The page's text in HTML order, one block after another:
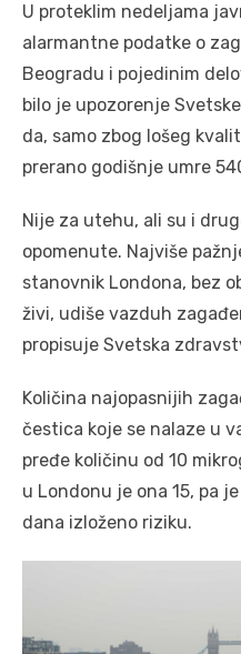
U proteklim nedeljama
alarmantne podatke o
Beogradu i pojedinim
bilo je upozorenje
da, samo zbog lošeg
prerano godišnje umre
Nije za utehu, ali su i
opomenute. Najviše
stanovnik Londona, bez
živi, udiše vazduh
propisuje Svetska
Količina najopasnijih
čestica koje se nalaze u
pređe količinu od 10
u Londonu je ona 15, pa
dana izloženo riziku.